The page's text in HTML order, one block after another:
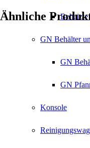
Beheizte
GN Behälter
GN
GN
Konsole
Ähnliche